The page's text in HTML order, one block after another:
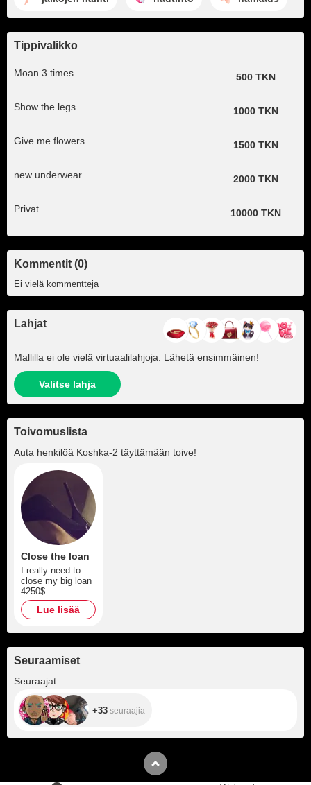
Tippivalikko
Moan 3 times 500 TKN
Show the legs 1000 TKN
Give me flowers. 1500 TKN
new underwear 2000 TKN
Privat 10000 TKN
Kommentit (0)
Ei vielä kommentteja
Lahjat
Mallilla ei ole vielä virtuaalilahjoja. Lähetä ensimmäinen!
Valitse lahja
Toivomuslista
Auta henkilöä Koshka-2 täyttämään toive!
Close the loan
I really need to
close my big loan
4250$
Lue lisää
Seuraamiset
Seuraajat
+33 seuraajia